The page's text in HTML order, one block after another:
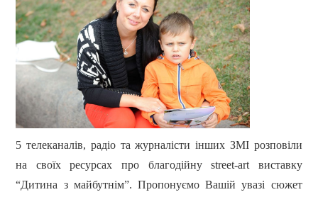
5 телеканалів, радіо та журналісти інших ЗМІ розповіли
на своїх ресурсах про благодійну street-art виставку
“Дитина з майбутнім”. Пропонуємо Вашій увазі сюжет